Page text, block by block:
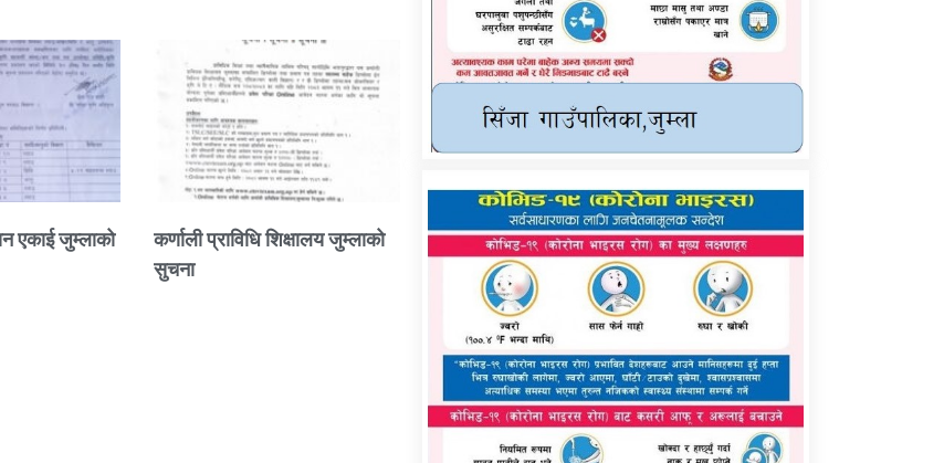
एकाई जुम्लाको
कर्णाली प्राविधि शिक्षालय जुम्लाको
सुचना